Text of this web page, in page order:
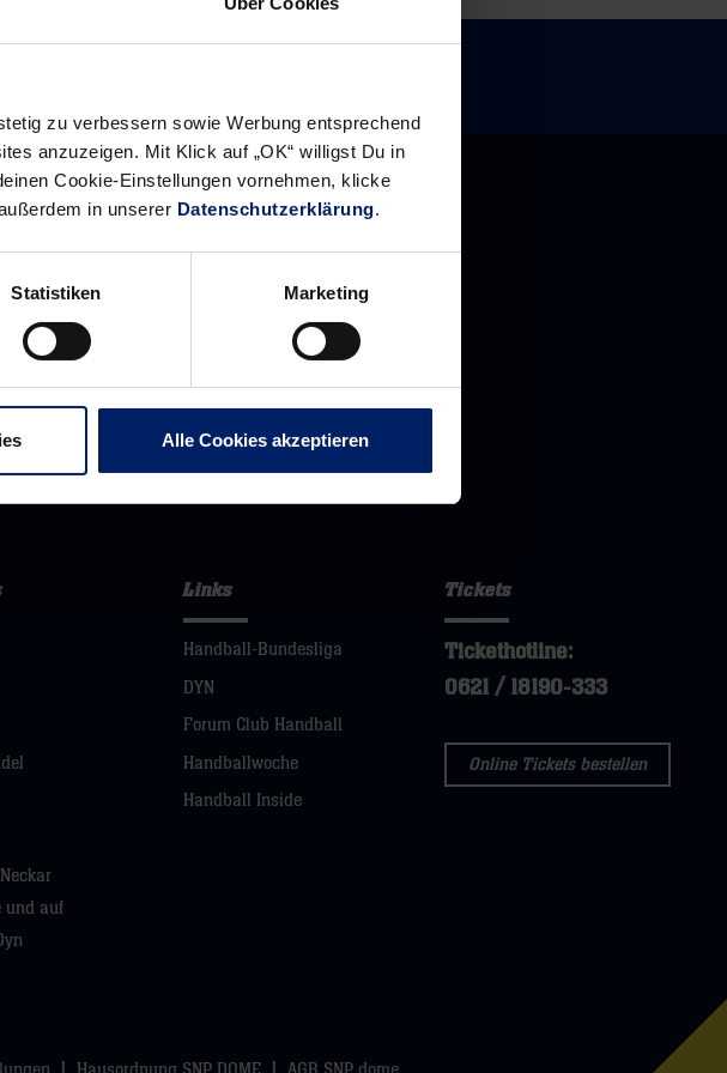
zu verbessern sowie Werbung entsprechend
anzuzeigen. Mit Klick auf „OK“ willigst Du in
Cookie-Einstellungen vornehmen, klicke
in unserer Datenschutzerklärung.
Statistiken Marketing
Alle Cookies akzeptieren
GmbH
und auf
Links
Handball-Bundesliga
DYN
Forum Club Handball
Handballwoche
Handball Inside
Tickets
Tickethotline:
0621 / 18190-333
Online Tickets bestellen